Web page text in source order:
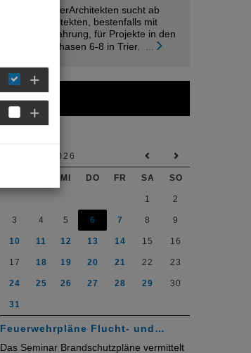
raumwandlerArchitekten sucht ab
sofort Architekten, bestenfalls mit
Berufsehrfahrung, für Projekte in den
Leistungsphasen 6-8 in Trier.
Kalender
AUGUST 2026
MI DO FR SA SO
1 2
3 4 5 6 7 8 9
10 11 12 13 14 15 16
17 18 19 20 21 22 23
24 25 26 27 28 29 30
31
Feuerwehrpläne Flucht- und…
Das Seminar Brandschutzpläne vermittelt